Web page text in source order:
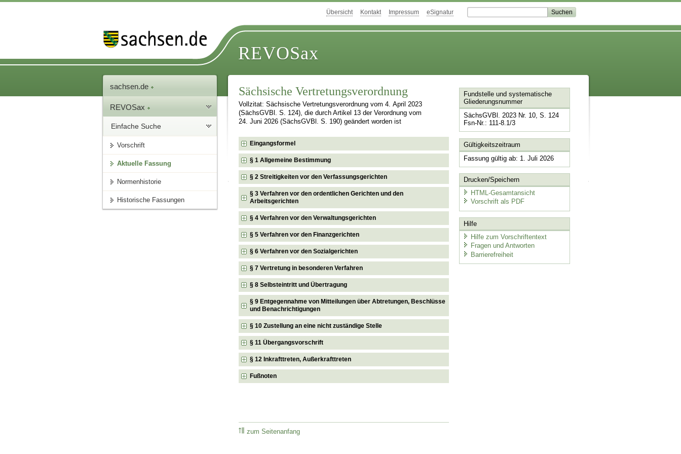
Übersicht Kontakt Impressum eSignatur
REVOSax
sachsen.de
REVOSax
Einfache Suche
Vorschrift
Aktuelle Fassung
Normenhistorie
Historische Fassungen
Sächsische Vertretungsverordnung
Vollzitat: Sächsische Vertretungsverordnung vom 4. April 2023
(SächsGVBl. S. 124), die durch Artikel 13 der Verordnung vom
24. Juni 2026 (SächsGVBl. S. 190) geändert worden ist
Eingangsformel
§ 1 Allgemeine Bestimmung
§ 2 Streitigkeiten vor den Verfassungsgerichten
§ 3 Verfahren vor den ordentlichen Gerichten und den
Arbeitsgerichten
§ 4 Verfahren vor den Verwaltungsgerichten
§ 5 Verfahren vor den Finanzgerichten
§ 6 Verfahren vor den Sozialgerichten
§ 7 Vertretung in besonderen Verfahren
§ 8 Selbsteintritt und Übertragung
§ 9 Entgegennahme von Mitteilungen über Abtretungen, Beschlüsse
und Benachrichtigungen
§ 10 Zustellung an eine nicht zuständige Stelle
§ 11 Übergangsvorschrift
§ 12 Inkrafttreten, Außerkrafttreten
Fußnoten
zum Seitenanfang
Fundstelle und systematische
Gliederungsnummer
SächsGVBl. 2023 Nr. 10, S. 124
Fsn-Nr.: 111-8.1/3
Gültigkeitszeitraum
Fassung gültig ab: 1. Juli 2026
Drucken/Speichern
HTML-Gesamtansicht
Vorschrift als PDF
Hilfe
Hilfe zum Vorschriftentext
Fragen und Antworten
Barrierefreiheit